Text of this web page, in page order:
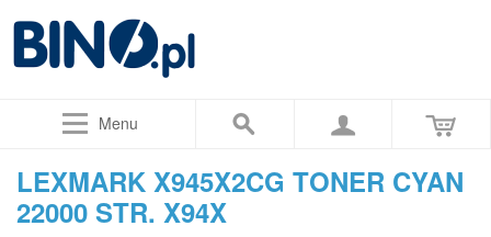
Menu
LEXMARK X945X2CG TONER CYAN
22000 STR. X94X